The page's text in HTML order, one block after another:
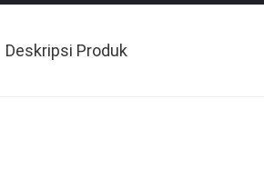
Deskripsi Produk